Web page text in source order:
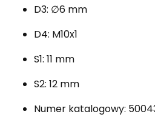
D3: ∅6 mm
D4: M10x1
S1: 11 mm
S2: 12 mm
Numer katalogowy: